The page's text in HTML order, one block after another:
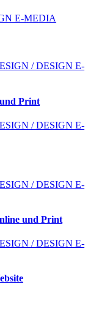
E-MEDIA
/ DESIGN E-
Print
/ DESIGN E-
/ DESIGN E-
und Print
/ DESIGN E-